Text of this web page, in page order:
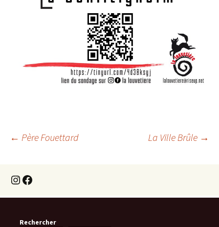
Navigation
des
articles
← Père Fouettard La Ville Brûle →
Instagram
Facebook
Rechercher